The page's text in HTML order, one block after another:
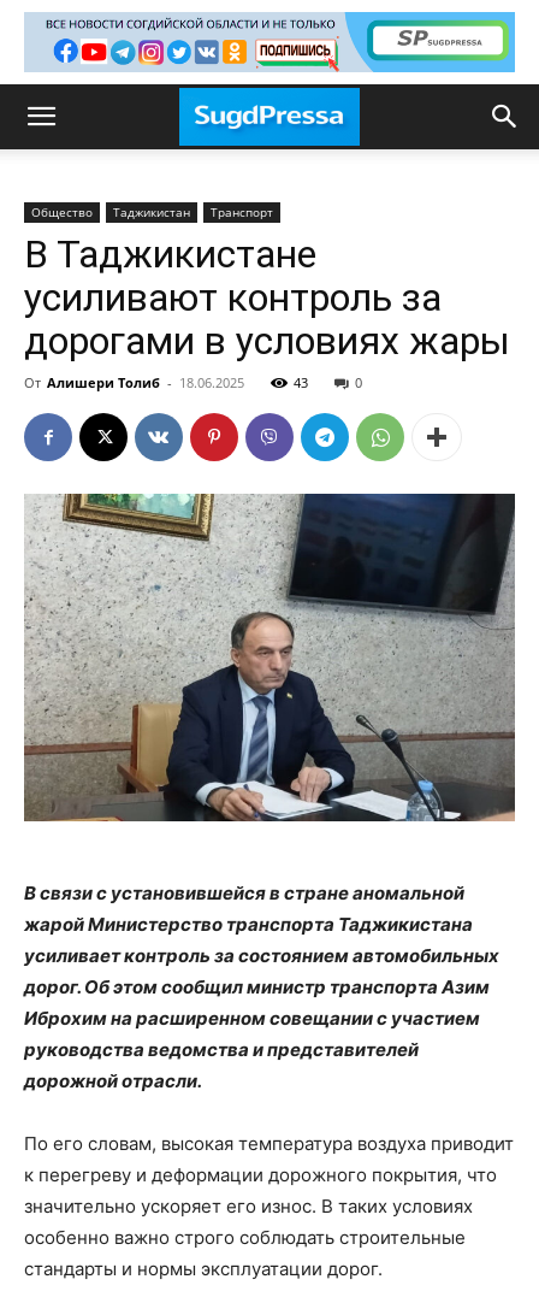
Общество Таджикистан Транспорт
В Таджикистане
усиливают контроль за
дорогами в условиях жары
От Алишери Толиб - 18.06.2025 43 0
В связи с установившейся в стране аномальной
жарой Министерство транспорта Таджикистана
усиливает контроль за состоянием автомобильных
дорог. Об этом сообщил министр транспорта Азим
Иброхим на расширенном совещании с участием
руководства ведомства и представителей
дорожной отрасли.
По его словам, высокая температура воздуха приводит
к перегреву и деформации дорожного покрытия, что
значительно ускоряет его износ. В таких условиях
особенно важно строго соблюдать строительные
стандарты и нормы эксплуатации дорог.